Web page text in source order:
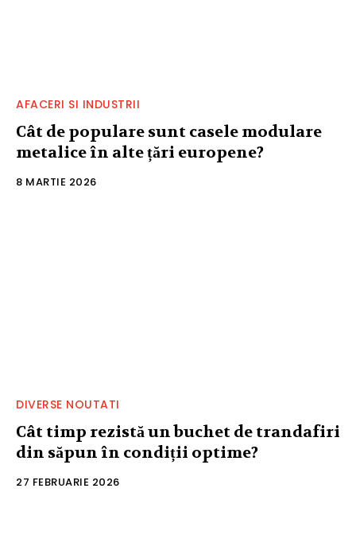
AFACERI SI INDUSTRII
Cât de populare sunt casele modulare
metalice în alte țări europene?
8 MARTIE 2026
DIVERSE NOUTATI
Cât timp rezistă un buchet de trandafiri
din săpun în condiții optime?
27 FEBRUARIE 2026